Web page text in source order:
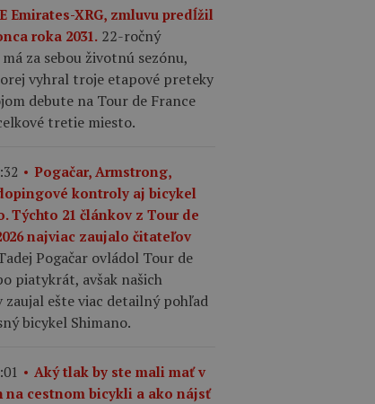
Emirates-XRG, zmluvu predĺžil
roka 2031. 22-ročný
za sebou životnú sezónu,
vyhral troje etapové preteky
debute na Tour de France
tretie miesto.
Pogačar, Armstrong,
kontroly aj bicykel
Týchto 21 článkov z Tour de
najviac zaujalo čitateľov
Pogačar ovládol Tour de
piatykrát, avšak našich
ešte viac detailný pohľad
bicykel Shimano.
Aký tlak by ste mali mať v
na cestnom bicykli a ako nájsť